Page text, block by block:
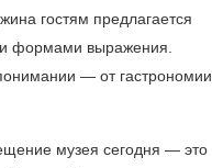
гостям предлагается
формами выражения.
— от гастрономии
музея сегодня — это